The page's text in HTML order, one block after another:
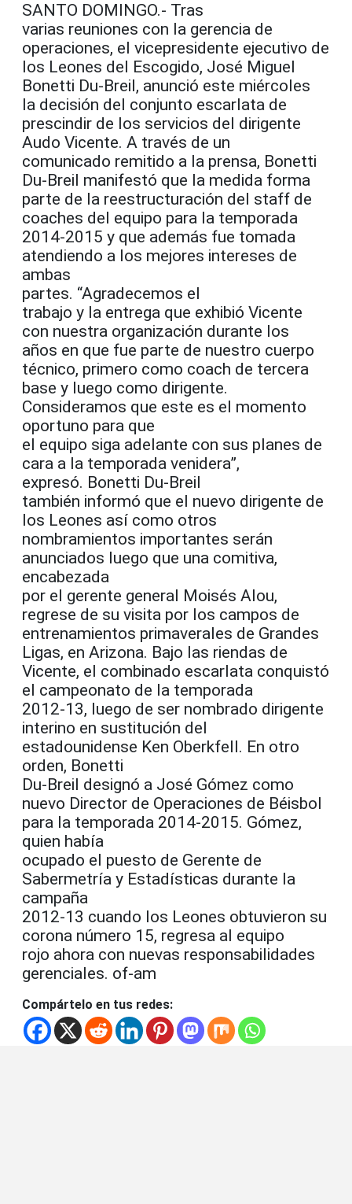
SANTO DOMINGO.- Tras
varias reuniones con la gerencia de
operaciones, el vicepresidente ejecutivo de
los Leones del Escogido, José Miguel
Bonetti Du-Breil, anunció este miércoles
la decisión del conjunto escarlata de
prescindir de los servicios del dirigente
Audo Vicente. A través de un
comunicado remitido a la prensa, Bonetti
Du-Breil manifestó que la medida forma
parte de la reestructuración del staff de
coaches del equipo para la temporada
2014-2015 y que además fue tomada
atendiendo a los mejores intereses de
ambas
partes. “Agradecemos el
trabajo y la entrega que exhibió Vicente
con nuestra organización durante los
años en que fue parte de nuestro cuerpo
técnico, primero como coach de tercera
base y luego como dirigente.
Consideramos que este es el momento
oportuno para que
el equipo siga adelante con sus planes de
cara a la temporada venidera”,
expresó. Bonetti Du-Breil
también informó que el nuevo dirigente de
los Leones así como otros
nombramientos importantes serán
anunciados luego que una comitiva,
encabezada
por el gerente general Moisés Alou,
regrese de su visita por los campos de
entrenamientos primaverales de Grandes
Ligas, en Arizona. Bajo las riendas de
Vicente, el combinado escarlata conquistó
el campeonato de la temporada
2012-13, luego de ser nombrado dirigente
interino en sustitución del
estadounidense Ken Oberkfell. En otro
orden, Bonetti
Du-Breil designó a José Gómez como
nuevo Director de Operaciones de Béisbol
para la temporada 2014-2015. Gómez,
quien había
ocupado el puesto de Gerente de
Sabermetría y Estadísticas durante la
campaña
2012-13 cuando los Leones obtuvieron su
corona número 15, regresa al equipo
rojo ahora con nuevas responsabilidades
gerenciales. of-am
Compártelo en tus redes: